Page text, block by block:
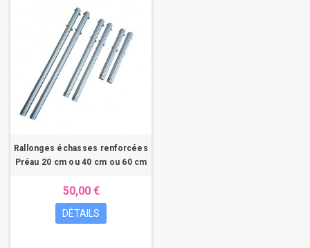
Rallonges échasses renforcées
Préau 20 cm ou 40 cm ou 60 cm
50,00 €
DÉTAILS